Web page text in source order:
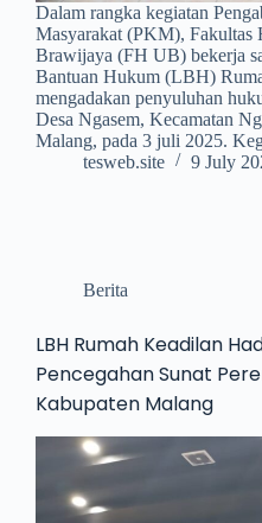
Dalam rangka kegiatan
Masyarakat (PKM), Fakultas
Brawijaya (FH UB) bekerja
Bantuan Hukum (LBH)
mengadakan penyuluhan
Desa Ngasem, Kecamatan
Malang, pada 3 juli 2025.
tesweb.site
9 July
Berita
LBH Rumah Keadilan
Pencegahan Sunat
Kabupaten Malang